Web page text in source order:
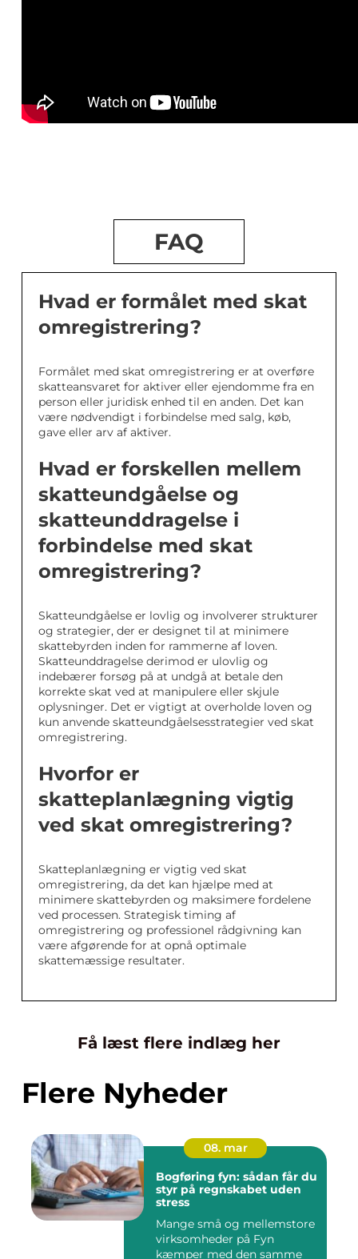
FAQ
Hvad er formålet med skat
omregistrering?
Formålet med skat omregistrering er at overføre
skatteansvaret for aktiver eller ejendomme fra en
person eller juridisk enhed til en anden. Det kan
være nødvendigt i forbindelse med salg, køb,
gave eller arv af aktiver.
Hvad er forskellen mellem
skatteundgåelse og
skatteunddragelse i
forbindelse med skat
omregistrering?
Skatteundgåelse er lovlig og involverer strukturer
og strategier, der er designet til at minimere
skattebyrden inden for rammerne af loven.
Skatteunddragelse derimod er ulovlig og
indebærer forsøg på at undgå at betale den
korrekte skat ved at manipulere eller skjule
oplysninger. Det er vigtigt at overholde loven og
kun anvende skatteundgåelsesstrategier ved skat
omregistrering.
Hvorfor er
skatteplanlægning vigtig
ved skat omregistrering?
Skatteplanlægning er vigtig ved skat
omregistrering, da det kan hjælpe med at
minimere skattebyrden og maksimere fordelene
ved processen. Strategisk timing af
omregistrering og professionel rådgivning kan
være afgørende for at opnå optimale
skattemæssige resultater.
Få læst flere indlæg her
Flere Nyheder
08. mar
Bogføring fyn: sådan får du
styr på regnskabet uden
stress
Mange små og mellemstore
virksomheder på Fyn
kæmper med den samme